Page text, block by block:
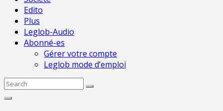
Edito
Plus
Leglob-Audio
Abonné-es
Gérer votre compte
Leglob mode d’emploi
Search